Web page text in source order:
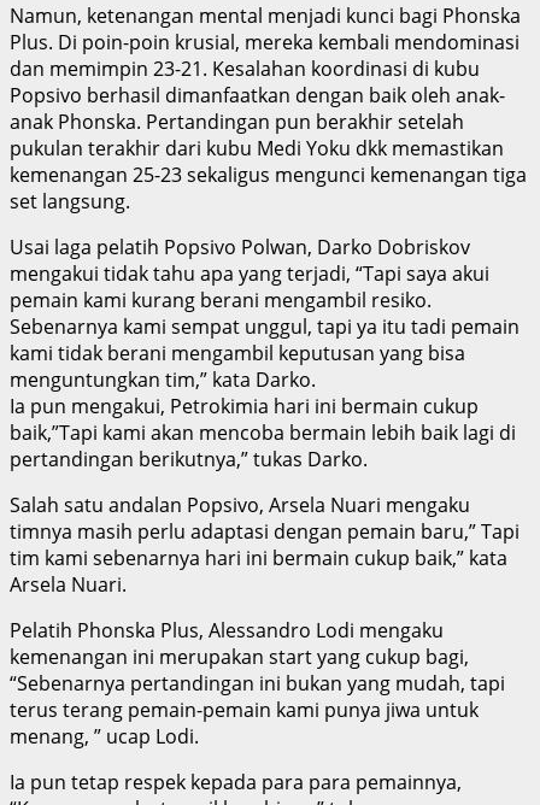
​Namun, ketenangan mental menjadi kunci bagi Phonska
Plus. Di poin-poin krusial, mereka kembali mendominasi
dan memimpin 23-21. Kesalahan koordinasi di kubu
Popsivo berhasil dimanfaatkan dengan baik oleh anak-
anak Phonska. Pertandingan pun berakhir setelah
pukulan terakhir dari kubu Medi Yoku dkk memastikan
kemenangan 25-23 sekaligus mengunci kemenangan tiga
set langsung.
Usai laga pelatih Popsivo Polwan, Darko Dobriskov
mengakui tidak tahu apa yang terjadi, “Tapi saya akui
pemain kami kurang berani mengambil resiko.
Sebenarnya kami sempat unggul, tapi ya itu tadi pemain
kami tidak berani mengambil keputusan yang bisa
menguntungkan tim,” kata Darko.
Ia pun mengakui, Petrokimia hari ini bermain cukup
baik,”Tapi kami akan mencoba bermain lebih baik lagi di
pertandingan berikutnya,” tukas Darko.
Salah satu andalan Popsivo, Arsela Nuari mengaku
timnya masih perlu adaptasi dengan pemain baru,” Tapi
tim kami sebenarnya hari ini bermain cukup baik,” kata
Arsela Nuari.
Pelatih Phonska Plus, Alessandro Lodi mengaku
kemenangan ini merupakan start yang cukup bagi,
“Sebenarnya pertandingan ini bukan yang mudah, tapi
terus terang pemain-pemain kami punya jiwa untuk
menang, ” ucap Lodi.
Ia pun tetap respek kepada para para pemainnya,